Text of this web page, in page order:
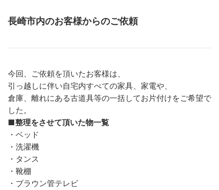
長崎市内のお客様からのご依頼
今回、ご依頼を頂いたお客様は、
引っ越しに伴い自宅内すべての家具、家電や、
倉庫、離れにある古道具等の一括してお片付けをご希望で
した。
■整理をさせて頂いた物一覧
・ベッド
・洗濯機
・タンス
・靴棚
・ブラウン管テレビ